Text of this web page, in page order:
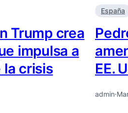
Trump crea
impulsa a
la crisis
España
EE.
admin·